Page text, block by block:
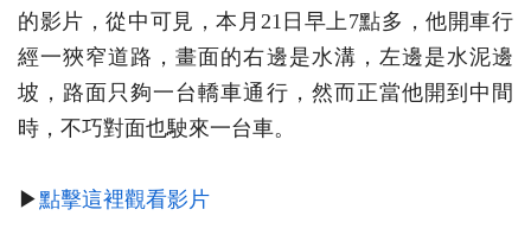
的影片，從中可見，本月21日早上7點多，他開車行
經一狹窄道路，畫面的右邊是水溝，左邊是水泥邊
坡，路面只夠一台轎車通行，然而正當他開到中間
時，不巧對面也駛來一台車。
▶點擊這裡觀看影片